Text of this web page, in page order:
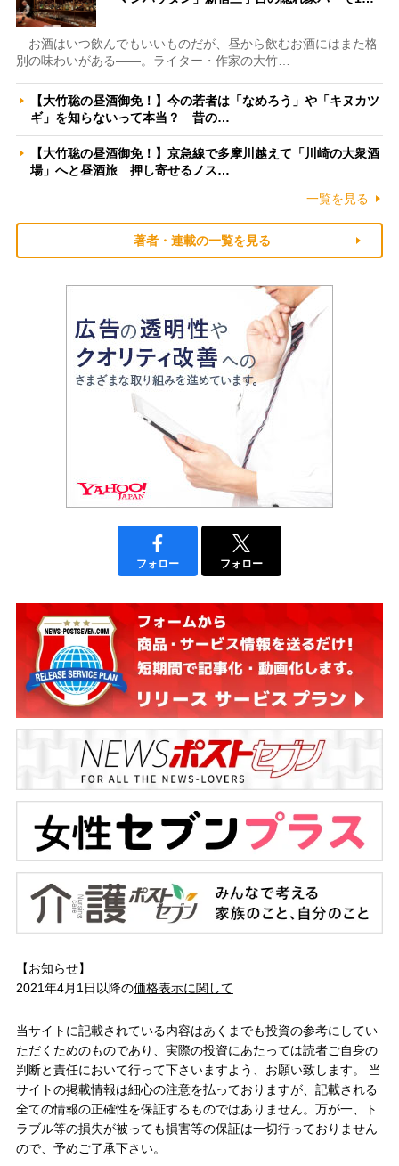
お酒はいつ飲んでもいいものだが、昼から飲むお酒にはまた格
別の味わいがある――。ライター・作家の大竹…
【大竹聡の昼酒御免！】今の若者は「なめろう」や「キヌカツ
ギ」を知らないって本当？ 昔の…
【大竹聡の昼酒御免！】京急線で多摩川越えて「川崎の大衆酒
場」へと昼酒旅 押し寄せるノス…
一覧を見る
著者・連載の一覧を見る
フォロー フォロー
【お知らせ】
2021年4月1日以降の価格表示に関して
当サイトに記載されている内容はあくまでも投資の参考にしてい
ただくためのものであり、実際の投資にあたっては読者ご自身の
判断と責任において行って下さいますよう、お願い致します。 当
サイトの掲載情報は細心の注意を払っておりますが、記載される
全ての情報の正確性を保証するものではありません。万が一、ト
ラブル等の損失が被っても損害等の保証は一切行っておりません
ので、予めご了承下さい。